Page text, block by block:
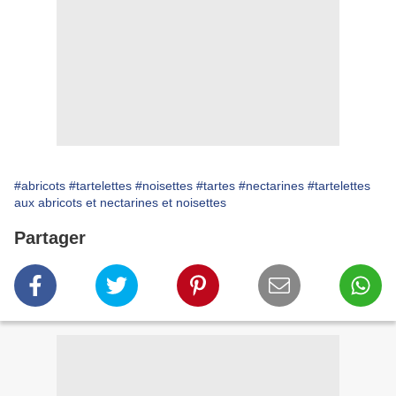
#abricots #tartelettes #noisettes #tartes #nectarines #tartelettes
aux abricots et nectarines et noisettes
Partager